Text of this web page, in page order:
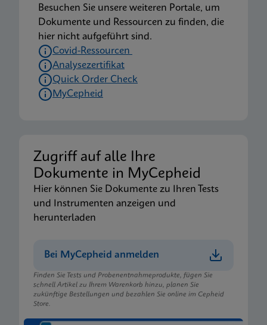
Besuchen Sie unsere weiteren Portale, um
Dokumente und Ressourcen zu finden, die
hier nicht aufgeführt sind.
Covid-Ressourcen
Analysezertifikat
Quick Order Check
MyCepheid
Zugriff auf alle Ihre
Dokumente in MyCepheid
Hier können Sie Dokumente zu Ihren Tests
und Instrumenten anzeigen und
herunterladen
Bei MyCepheid anmelden
Finden Sie Tests und Probenentnahmeprodukte, fügen Sie
schnell Artikel zu Ihrem Warenkorb hinzu, planen Sie
zukünftige Bestellungen und bezahlen Sie online im Cepheid
Store.